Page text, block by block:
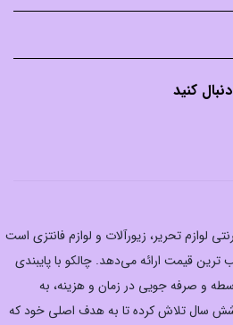
کنید
لوازم تحریر، زیورآلات و لوازم فانتزی است
قیمت ارائه می‌دهد. چالکو با پایبندی
و صرفه جویی در زمان و هزینه، به
شش سال تلاش کرده تا به هدف اصلی خود که